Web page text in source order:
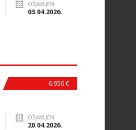
OBJAVLJEN
03.04.2026.
6.950 €
OBJAVLJEN
20.04.2026.